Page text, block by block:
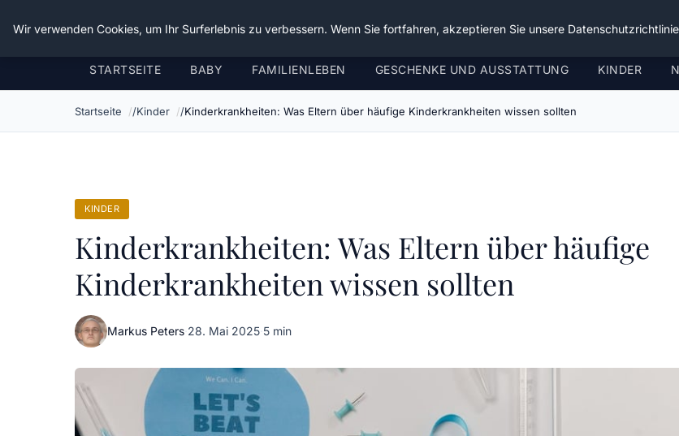
Verflixt-und-aufgetrennt.de
STARTSEITE BABY FAMILIENLEBEN GESCHENKE UND AUSSTATTUNG KINDER
Startseite Kinder Kinderkrankheiten: Was Eltern über häufige Kinderkrankheiten wissen sollten
KINDER
Kinderkrankheiten: Was Eltern über häufige
Kinderkrankheiten wissen sollten
Markus Peters·28. Mai 2025·5 min
Wir verwenden Cookies, um Ihr Surferlebnis zu verbessern. Wenn Sie fortfahren, akzeptieren Sie unsere